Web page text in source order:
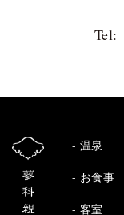
Tel:
温泉
お食事
客室